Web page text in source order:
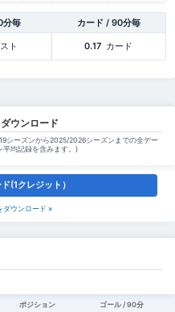
分毎 カード / 90分毎
ト 0.17 カード
ウンロード
シーズンから2025/2026シーズンまでの全デー
平均記録を含みます。)
(1クレジット）
ダウンロード »
ポジション ゴール / 90分